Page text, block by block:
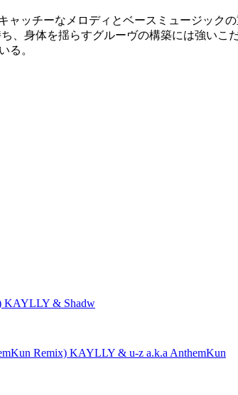
ャッチーなメロディとベースミュージッ
、身体を揺らすグルーヴの構築には強い
る。
KAYLLY & Shadw
Remix) KAYLLY & u-z a.k.a AnthemKun